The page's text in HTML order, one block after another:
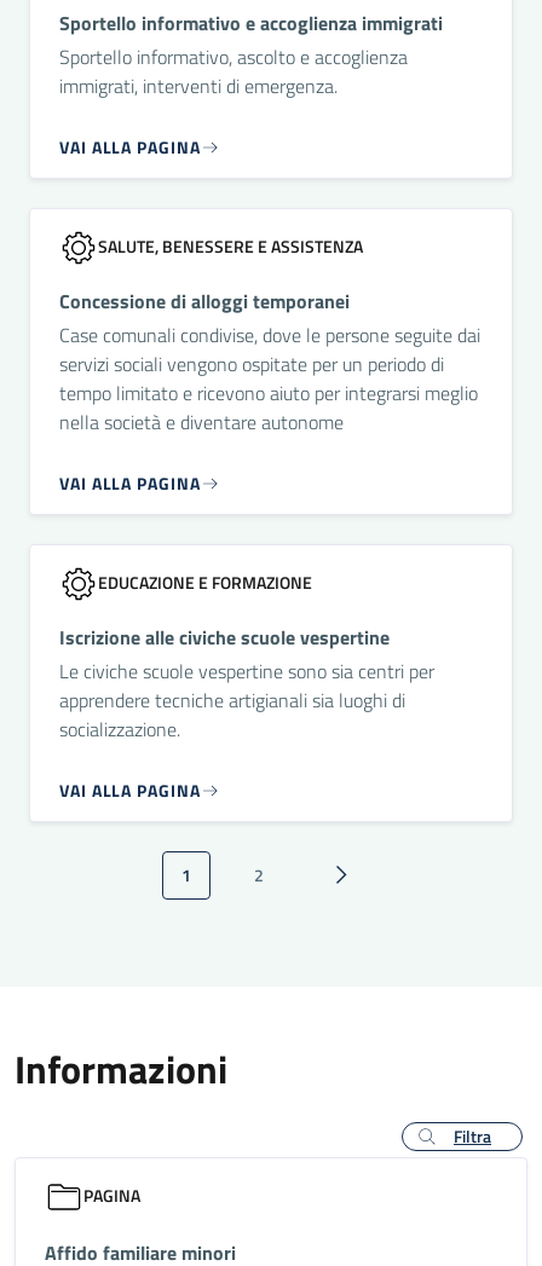
Sportello informativo e accoglienza immigrati
Sportello informativo, ascolto e accoglienza
immigrati, interventi di emergenza.
VAI ALLA PAGINA
SALUTE, BENESSERE E ASSISTENZA
Concessione di alloggi temporanei
Case comunali condivise, dove le persone seguite dai
servizi sociali vengono ospitate per un periodo di
tempo limitato e ricevono aiuto per integrarsi meglio
nella società e diventare autonome
VAI ALLA PAGINA
EDUCAZIONE E FORMAZIONE
Iscrizione alle civiche scuole vespertine
Le civiche scuole vespertine sono sia centri per
apprendere tecniche artigianali sia luoghi di
socializzazione.
VAI ALLA PAGINA
Paginazione
Pagina attuale
1 Pagina
2 Pagina successiva
Informazioni
Filtra
PAGINA
Affido familiare minori